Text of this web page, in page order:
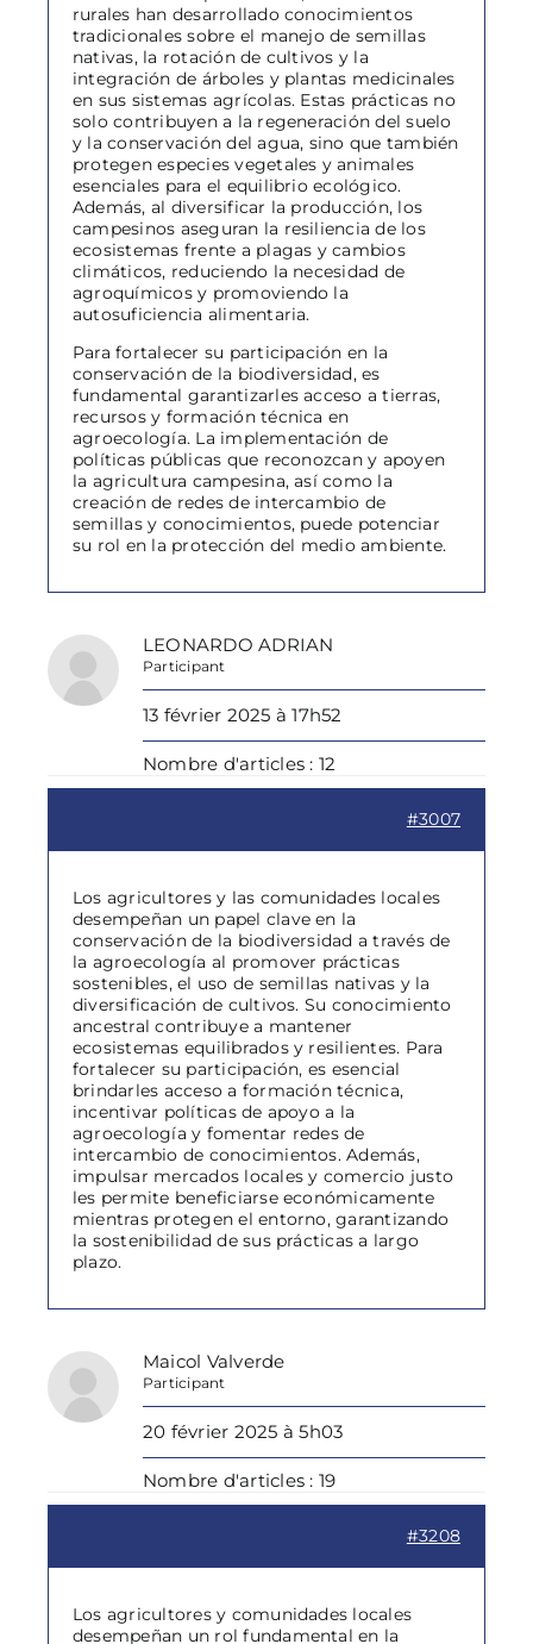
rurales han desarrollado conocimientos
tradicionales sobre el manejo de semillas
nativas, la rotación de cultivos y la
integración de árboles y plantas medicinales
en sus sistemas agrícolas. Estas prácticas no
solo contribuyen a la regeneración del suelo
y la conservación del agua, sino que también
protegen especies vegetales y animales
esenciales para el equilibrio ecológico.
Además, al diversificar la producción, los
campesinos aseguran la resiliencia de los
ecosistemas frente a plagas y cambios
climáticos, reduciendo la necesidad de
agroquímicos y promoviendo la
autosuficiencia alimentaria.
Para fortalecer su participación en la
conservación de la biodiversidad, es
fundamental garantizarles acceso a tierras,
recursos y formación técnica en
agroecología. La implementación de
políticas públicas que reconozcan y apoyen
la agricultura campesina, así como la
creación de redes de intercambio de
semillas y conocimientos, puede potenciar
su rol en la protección del medio ambiente.
LEONARDO ADRIAN
Participant
13 février 2025 à 17h52
Nombre d'articles : 12
#3007
Los agricultores y las comunidades locales
desempeñan un papel clave en la
conservación de la biodiversidad a través de
la agroecología al promover prácticas
sostenibles, el uso de semillas nativas y la
diversificación de cultivos. Su conocimiento
ancestral contribuye a mantener
ecosistemas equilibrados y resilientes. Para
fortalecer su participación, es esencial
brindarles acceso a formación técnica,
incentivar políticas de apoyo a la
agroecología y fomentar redes de
intercambio de conocimientos. Además,
impulsar mercados locales y comercio justo
les permite beneficiarse económicamente
mientras protegen el entorno, garantizando
la sostenibilidad de sus prácticas a largo
plazo.
Maicol Valverde
Participant
20 février 2025 à 5h03
Nombre d'articles : 19
#3208
Los agricultores y comunidades locales
desempeñan un rol fundamental en la